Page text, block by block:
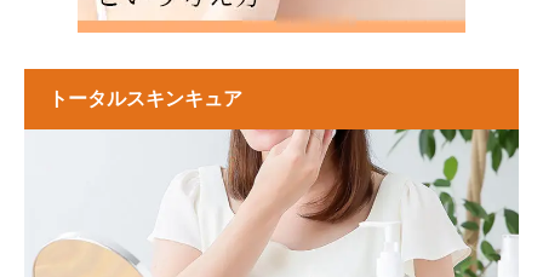
トータルスキンキュア